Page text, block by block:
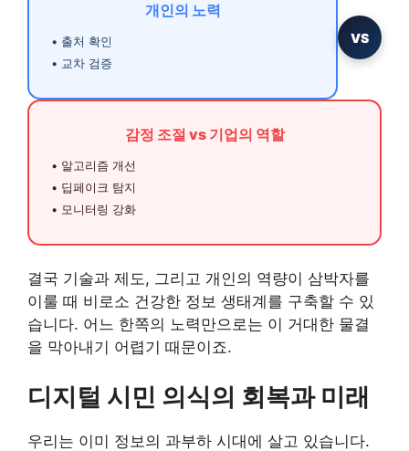
개인의 노력
• 출처 확인
• 교차 검증
VS
감정 조절 vs 기업의 역할
• 알고리즘 개선
• 딥페이크 탐지
• 모니터링 강화
결국 기술과 제도, 그리고 개인의 역량이 삼박자를
이룰 때 비로소 건강한 정보 생태계를 구축할 수 있
습니다. 어느 한쪽의 노력만으로는 이 거대한 물결
을 막아내기 어렵기 때문이죠.
디지털 시민 의식의 회복과 미래
우리는 이미 정보의 과부하 시대에 살고 있습니다.